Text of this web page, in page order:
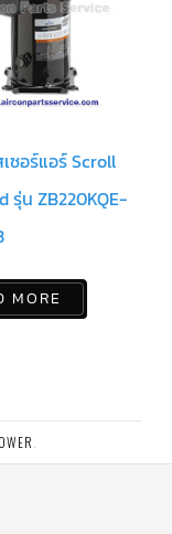
ซอร์แอร์ Scroll
รุ่น ZB220KQE-
MORE